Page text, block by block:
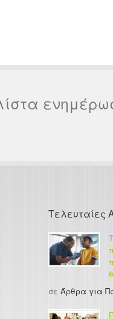
Τελευταίες
σε Άρθρα για